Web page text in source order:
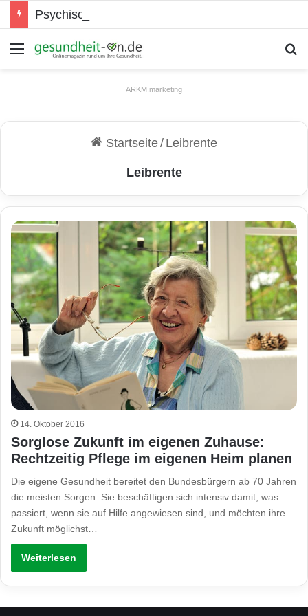
Psychische Gesundheit bei Jugendlichen
Menü
ARKM.marketing
Startseite/ Leibrente
Leibrente
14. Oktober 2016
Sorglose Zukunft im eigenen Zuhause:
Rechtzeitig Pflege im eigenen Heim planen
Die eigene Gesundheit bereitet den Bundesbürgern ab 70 Jahren
die meisten Sorgen. Sie beschäftigen sich intensiv damit, was
passiert, wenn sie auf Hilfe angewiesen sind, und möchten ihre
Zukunft möglichst…
Weiterlesen